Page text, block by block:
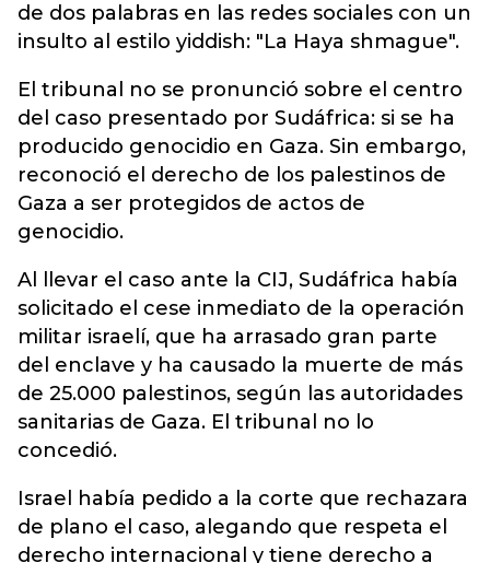
de dos palabras en las redes sociales con un
insulto al estilo yiddish: "La Haya shmague".
El tribunal no se pronunció sobre el centro
del caso presentado por Sudáfrica: si se ha
producido genocidio en Gaza. Sin embargo,
reconoció el derecho de los palestinos de
Gaza a ser protegidos de actos de
genocidio.
Al llevar el caso ante la CIJ, Sudáfrica había
solicitado el cese inmediato de la operación
militar israelí, que ha arrasado gran parte
del enclave y ha causado la muerte de más
de 25.000 palestinos, según las autoridades
sanitarias de Gaza. El tribunal no lo
concedió.
Israel había pedido a la corte que rechazara
de plano el caso, alegando que respeta el
derecho internacional y tiene derecho a